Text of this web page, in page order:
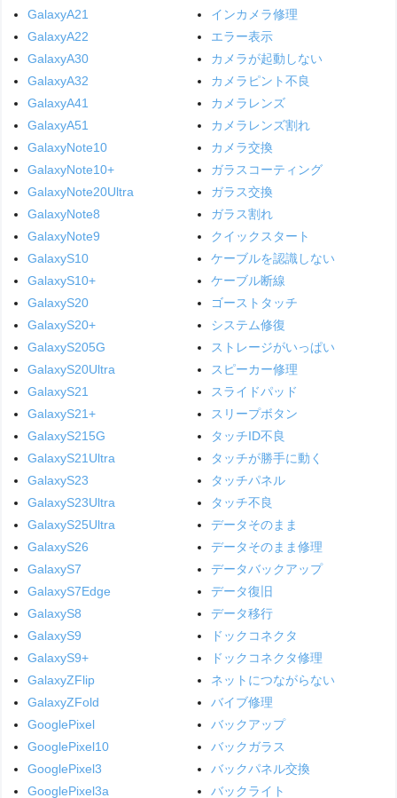
GalaxyA21
GalaxyA22
GalaxyA30
GalaxyA32
GalaxyA41
GalaxyA51
GalaxyNote10
GalaxyNote10+
GalaxyNote20Ultra
GalaxyNote8
GalaxyNote9
GalaxyS10
GalaxyS10+
GalaxyS20
GalaxyS20+
GalaxyS205G
GalaxyS20Ultra
GalaxyS21
GalaxyS21+
GalaxyS215G
GalaxyS21Ultra
GalaxyS23
GalaxyS23Ultra
GalaxyS25Ultra
GalaxyS26
GalaxyS7
GalaxyS7Edge
GalaxyS8
GalaxyS9
GalaxyS9+
GalaxyZFlip
GalaxyZFold
GooglePixel
GooglePixel10
GooglePixel3
GooglePixel3a
インカメラ修理
エラー表示
カメラが起動しない
カメラピント不良
カメラレンズ
カメラレンズ割れ
カメラ交換
ガラスコーティング
ガラス交換
ガラス割れ
クイックスタート
ケーブルを認識しない
ケーブル断線
ゴーストタッチ
システム修復
ストレージがいっぱい
スピーカー修理
スライドパッド
スリープボタン
タッチID不良
タッチが勝手に動く
タッチパネル
タッチ不良
データそのまま
データそのまま修理
データバックアップ
データ復旧
データ移行
ドックコネクタ
ドックコネクタ修理
ネットにつながらない
バイブ修理
バックアップ
バックガラス
バックパネル交換
バックライト